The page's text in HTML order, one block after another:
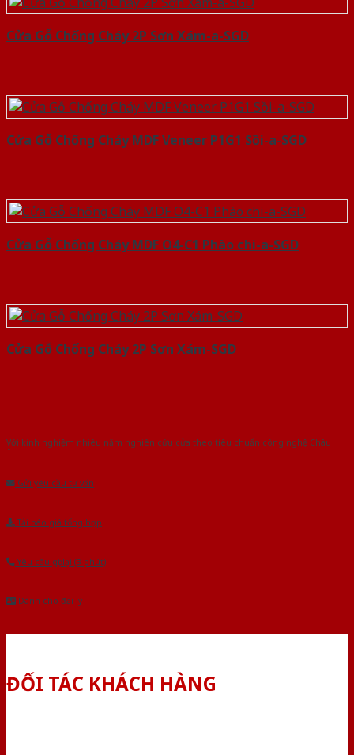
Cửa Gỗ Chống Cháy 2P Sơn Xám-a-SGD
Cửa Gỗ Chống Cháy MDF Veneer P1G1 Sồi-a-SGD
Cửa Gỗ Chống Cháy MDF O4-C1 Phào chi-a-SGD
Cửa Gỗ Chống Cháy 2P Sơn Xám-SGD
Với kinh nghiệm nhiêu năm nghiên cứu cửa theo tiêu chuẩn công nghệ Châu
Gửi yêu cầu tư vấn
Tải báo giá tổng hợp
Yêu cầu gọi lại (3 phút)
Dành cho đại lý
ĐỐI TÁC KHÁCH HÀNG